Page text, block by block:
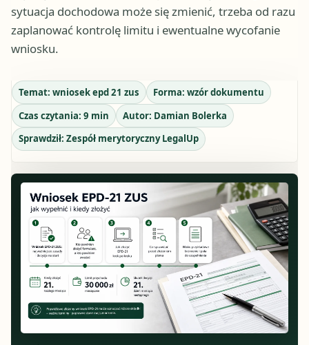
sytuacja dochodowa może się zmienić, trzeba od razu
zaplanować kontrolę limitu i ewentualne wycofanie
wniosku.
Temat: wniosek epd 21 zus Forma: wzór dokumentu
Czas czytania: 9 min Autor: Damian Bolerka
Sprawdził: Zespół merytoryczny LegalUp